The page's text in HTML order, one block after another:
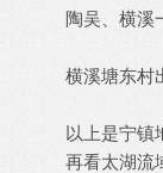
陶吴、横溪
横溪塘东村
以上是宁镇
再看太湖流